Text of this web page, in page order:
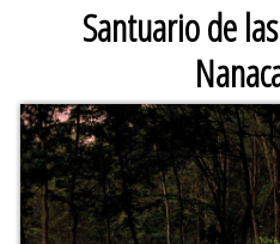
Santuario de